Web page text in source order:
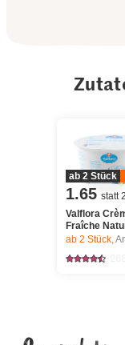
ab 2 Stück
1.65 statt
Valflora
Fraîche
ab 2 Stück,Angebot gilt nur